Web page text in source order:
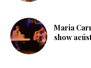
Maria
show